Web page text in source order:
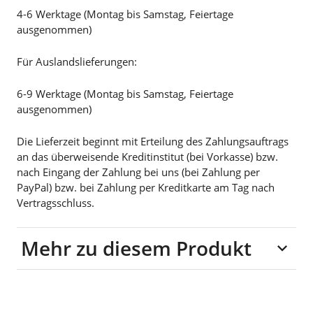
4-6 Werktage (Montag bis Samstag, Feiertage
ausgenommen)
Für Auslandslieferungen:
6-9 Werktage (Montag bis Samstag, Feiertage
ausgenommen)
Die Lieferzeit beginnt mit Erteilung des Zahlungsauftrags
an das überweisende Kreditinstitut (bei Vorkasse) bzw.
nach Eingang der Zahlung bei uns (bei Zahlung per
PayPal) bzw. bei Zahlung per Kreditkarte am Tag nach
Vertragsschluss.
Mehr zu diesem Produkt